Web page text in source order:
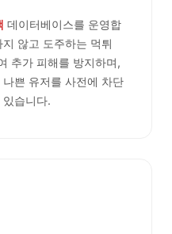
데이터베이스를 운영합
않고 도주하는 먹튀
추가 피해를 방지하며,
쁜 유저를 사전에 차단
습니다.